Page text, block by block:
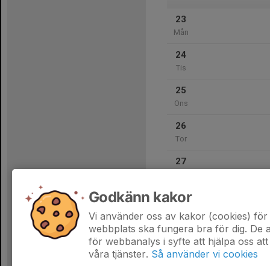
23
Mån
24
Tis
25
Ons
26
Tor
27
28
Godkänn kakor
Vi använder oss av kakor (cookies)
webbplats ska fungera bra för dig. De
för webbanalys i syfte att hjälpa oss
våra tjänster. Så använder vi cookies